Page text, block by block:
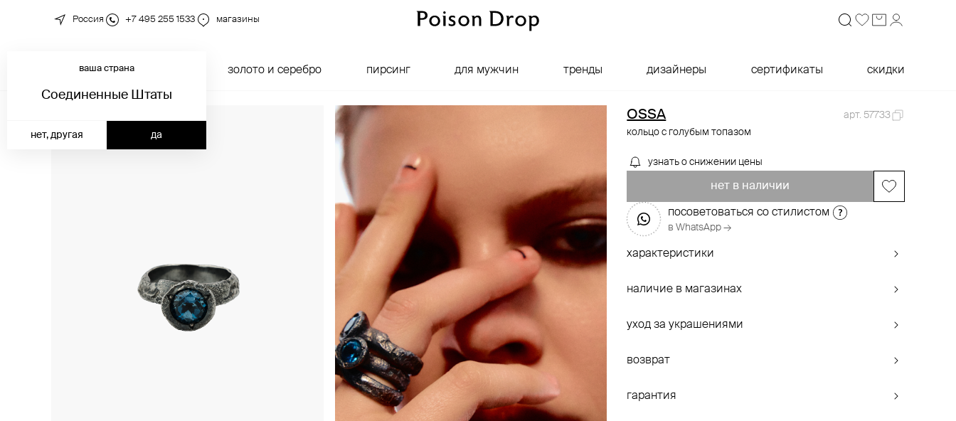
Россия +7 495 255 1533 магазины
новинки золото и серебро пирсинг для мужчин тренды дизайнеры сертификаты скидки
ваша страна
Соединенные Штаты
да
нет, другая
OSSA
арт. 57733
кольцо с голубым топазом
узнать о снижении цены
нет в наличии
посоветоваться со стилистом
в WhatsApp →
характеристики
наличие в магазинах
уход за украшениями
возврат
гарантия